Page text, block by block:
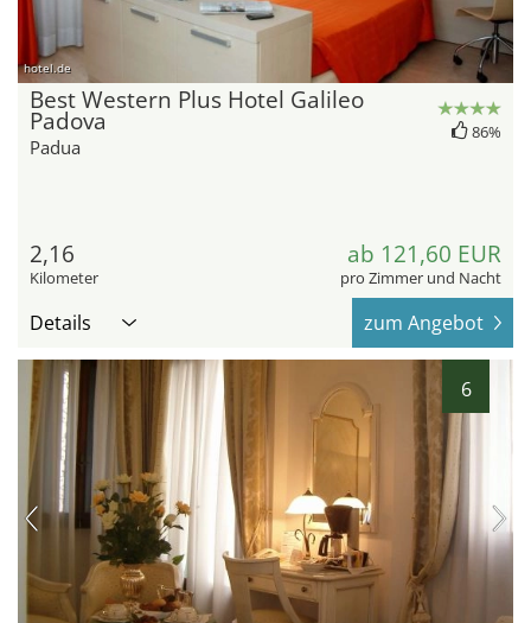
hotel.de
Best Western Plus Hotel Galileo
Padova
Padua
86%
2,16
Kilometer
ab 121,60 EUR
pro Zimmer und Nacht
Details zum Angebot
6